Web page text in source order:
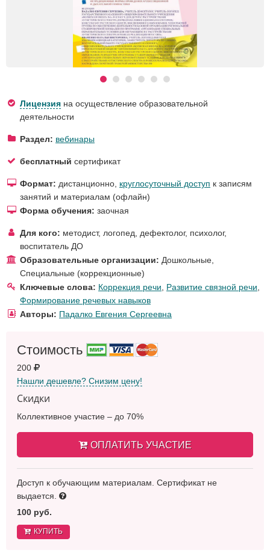
Лицензия на осуществление образовательной
деятельности
Раздел: вебинары
бесплатный сертификат
Формат: дистанционно, круглосуточный доступ к записям
занятий и материалам (офлайн)
Форма обучения: заочная
Для кого: методист, логопед, дефектолог, психолог,
воспитатель ДО
Образовательные организации: Дошкольные
Специальные (коррекционные)
Ключевые слова: Коррекция речи Развитие связной речи
Формирование речевых навыков
Авторы: Падалко Евгения Сергеевна
Стоимость
200
Нашли дешевле? Снизим цену!
Скидки
Коллективное участие – до 70%
ОПЛАТИТЬ УЧАСТИЕ
Доступ к обучающим материалам. Сертификат не
выдается.
100 руб.
КУПИТЬ